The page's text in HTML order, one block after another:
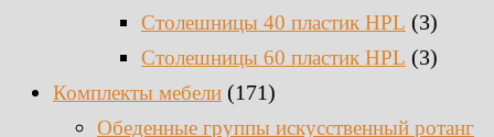
Столешницы 40 пластик HPL (3)
Столешницы 60 пластик HPL (3)
Комплекты мебели (171)
Обеденные группы искусственный ротанг